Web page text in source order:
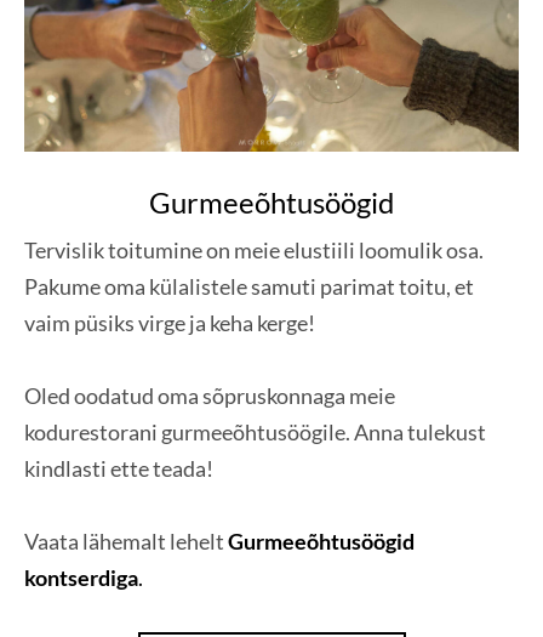
Gurmeeõhtusöögid
Tervislik toitumine on meie elustiili loomulik osa.
Pakume oma külalistele samuti parimat toitu, et
vaim püsiks virge ja keha kerge!
Oled oodatud oma sõpruskonnaga meie
kodurestorani gurmeeõhtusöögile. Anna tulekust
kindlasti ette teada!
Vaata lähemalt leheltGurmeeõhtusöögid
kontserdiga.